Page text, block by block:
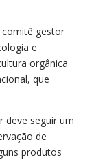
comitê gestor
e
orgânica
que
deve seguir um
de
produtos